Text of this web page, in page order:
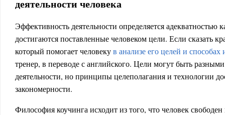
деятельности человека
Эффективность деятельности определяется адекватностью
достигаются поставленные человеком цели. Если сказать
который помогает человекув анализе его целей и
тренер, в переводе с английского. Цели могут быть
деятельности, но принципы целеполагания и технологии
закономерности.
Философия коучинга исходит из того, что человек свободен